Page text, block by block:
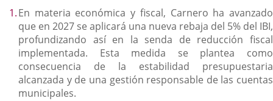
En materia económica y fiscal, Carnero ha avanzado
que en 2027 se aplicará una nueva rebaja del 5% del IBI,
profundizando así en la senda de reducción fiscal
implementada. Esta medida se plantea como
consecuencia de la estabilidad presupuestaria
alcanzada y de una gestión responsable de las cuentas
municipales.